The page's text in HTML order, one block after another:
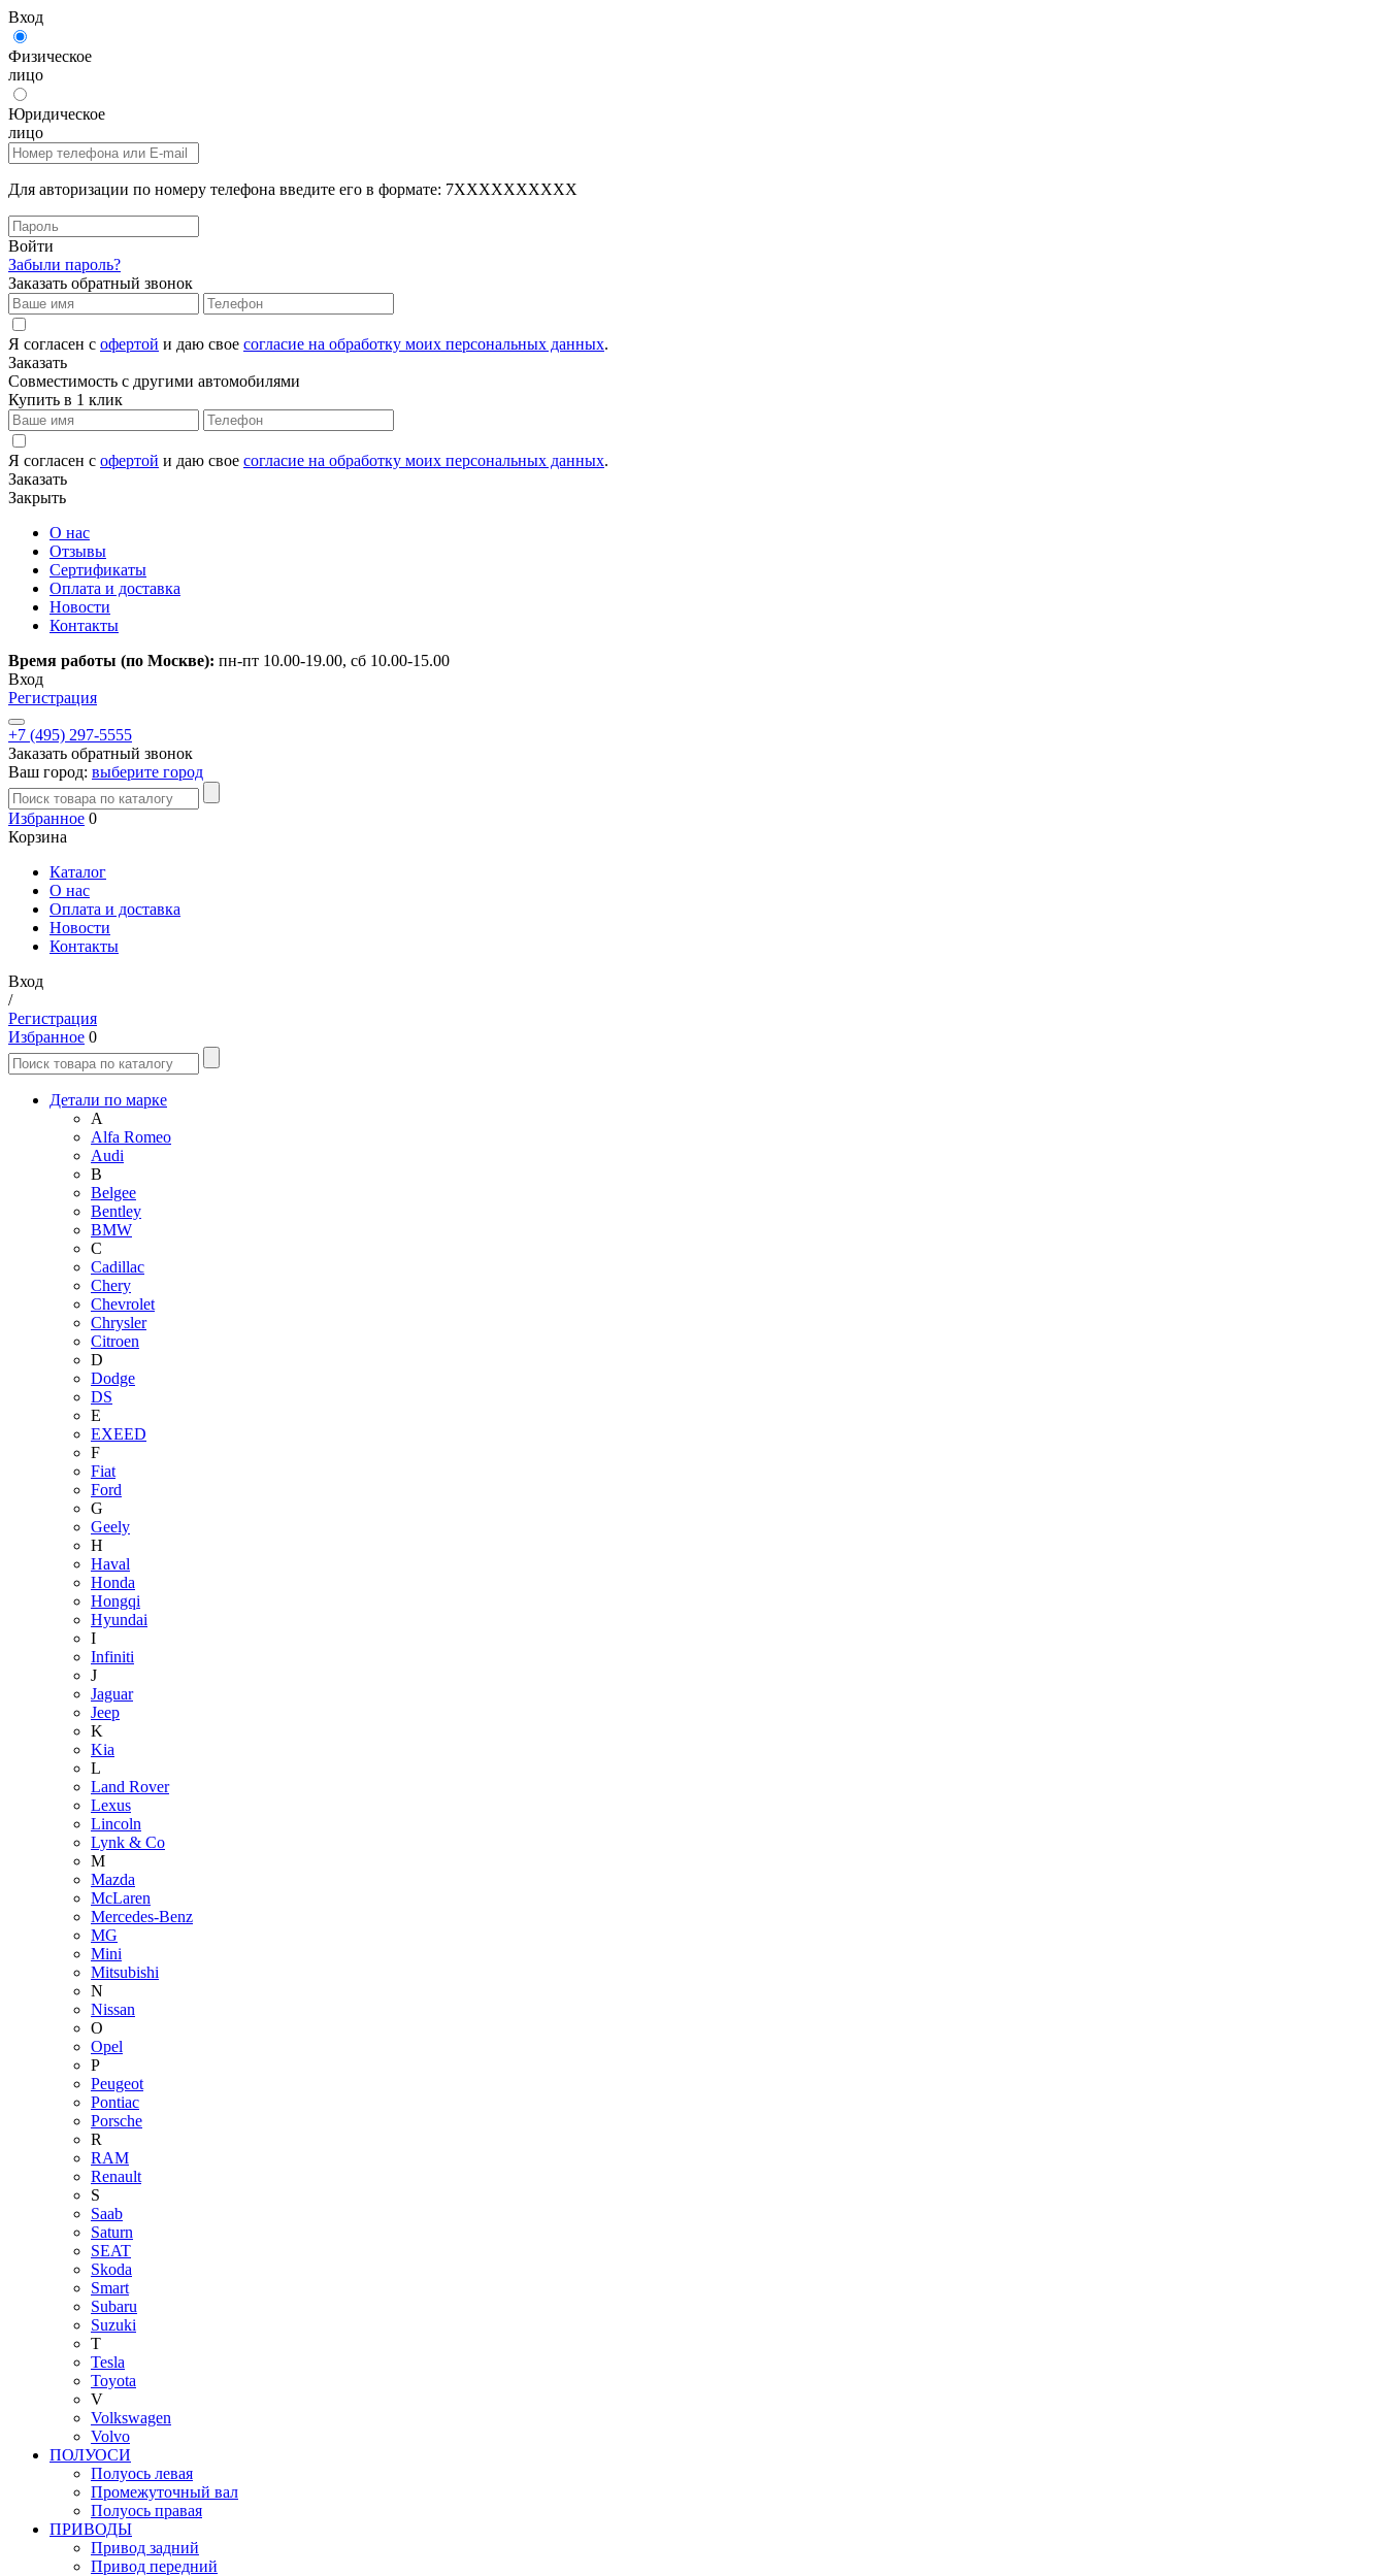
Вход
Физическое
лицо
Юридическое
лицо
Для авторизации по номеру телефона введите его в формате: 7XXXXXXXXXX
Войти
Забыли пароль?
Заказать обратный звонок
Я согласен с офертой и даю свое согласие на обработку моих персональных данных.
Заказать
Совместимость с другими автомобилями
Купить в 1 клик
Я согласен с офертой и даю свое согласие на обработку моих персональных данных.
Заказать
Закрыть
О нас
Отзывы
Сертификаты
Оплата и доставка
Новости
Контакты
Время работы (по Москве): пн-пт 10.00-19.00, сб 10.00-15.00
Вход
Регистрация
+7 (495) 297-5555
Заказать обратный звонок
Ваш город: выберите город
Избранное 0
Корзина
Каталог
О нас
Оплата и доставка
Новости
Контакты
Вход
/
Регистрация
Избранное 0
Детали по марке
A
Alfa Romeo
Audi
B
Belgee
Bentley
BMW
C
Cadillac
Chery
Chevrolet
Chrysler
Citroen
D
Dodge
DS
E
EXEED
F
Fiat
Ford
G
Geely
H
Haval
Honda
Hongqi
Hyundai
I
Infiniti
J
Jaguar
Jeep
K
Kia
L
Land Rover
Lexus
Lincoln
Lynk & Co
M
Mazda
McLaren
Mercedes-Benz
MG
Mini
Mitsubishi
N
Nissan
O
Opel
P
Peugeot
Pontiac
Porsche
R
RAM
Renault
S
Saab
Saturn
SEAT
Skoda
Smart
Subaru
Suzuki
T
Tesla
Toyota
V
Volkswagen
Volvo
ПОЛУОСИ
Полуось левая
Промежуточный вал
Полуось правая
ПРИВОДЫ
Привод задний
Привод передний